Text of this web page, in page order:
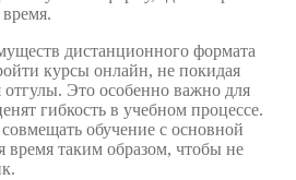
дистанционного формата
курсы онлайн, не покидая
отгулы. Это особенно важно для
гибкость в учебном процессе.
обучение с основной
время таким образом, чтобы не